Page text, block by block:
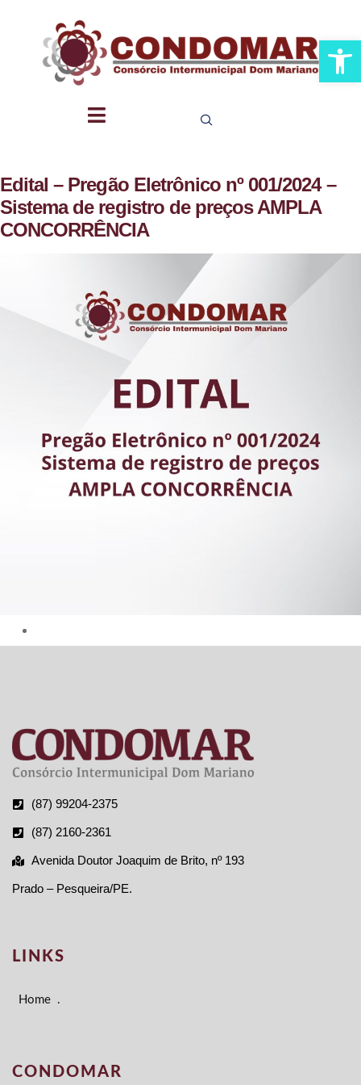
Abrir
Edital – Pregão Eletrônico nº 001/2024 –
Sistema de registro de preços AMPLA
CONCORRÊNCIA
(87) 99204-2375
(87) 2160-2361
Avenida Doutor Joaquim de Brito, nº 193
Prado – Pesqueira/PE.
LINKS
Home .
CONDOMAR